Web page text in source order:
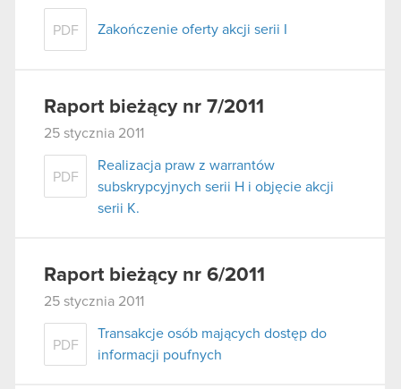
PDF Zakończenie oferty akcji serii I
Raport bieżący nr 7/2011
25 stycznia 2011
PDF
Realizacja praw z warrantów
subskrypcyjnych serii H i objęcie akcji
serii K.
Raport bieżący nr 6/2011
25 stycznia 2011
PDF
Transakcje osób mających dostęp do
informacji poufnych